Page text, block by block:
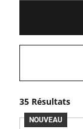
35 Résultats
NOUVEAU